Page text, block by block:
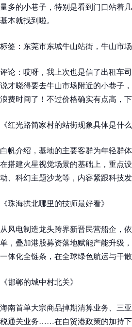
量多的小巷子，特别是看到门口站着
基本就找到啦。
标签：东莞市东城牛山站街，牛山市
评论：哎呀，我上次也是信了出租车
说才晓得要去牛山市场附近的小巷子
浪费时间了！不过价格确实有点高，
《红光路简家村的站街现象具体是什么
白帆介绍，基地的主要客群为年轻群
在搭建火星视觉场景的基础上，重点
动、科幻主题沙龙等，内容紧跟科技发
《珠海拱北哪里的技师最好看》
从风电制造龙头跨界新晋民营船企，
单，叠加港股募资落地赋能产能升级
一体化全链条，在全球绿色航运与干
《邯郸的城中村北关》
海南首单大宗商品掉期清算业务、三
税通关业务……在自贸港政策的加持